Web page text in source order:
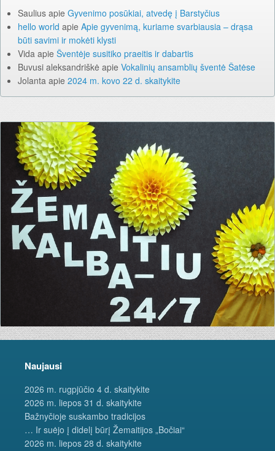
Saulius apie Gyvenimo posūkiai, atvedę į Barstyčius
hello world apie Apie gyvenimą, kuriame svarbiausia – drąsa
būti savimi ir mokėti klysti
Vida apie Šventėje susitiko praeitis ir dabartis
Buvusi aleksandriškė apie Vokalinių ansamblių šventė Šatėse
Jolanta apie 2024 m. kovo 22 d. skaitykite
Naujausi
2026 m. rugpjūčio 4 d. skaitykite
2026 m. liepos 31 d. skaitykite
Bažnyčioje suskambo tradicijos
… Ir suėjo į didelį būrį Žemaitijos „Bočiai“
2026 m. liepos 28 d. skaitykite